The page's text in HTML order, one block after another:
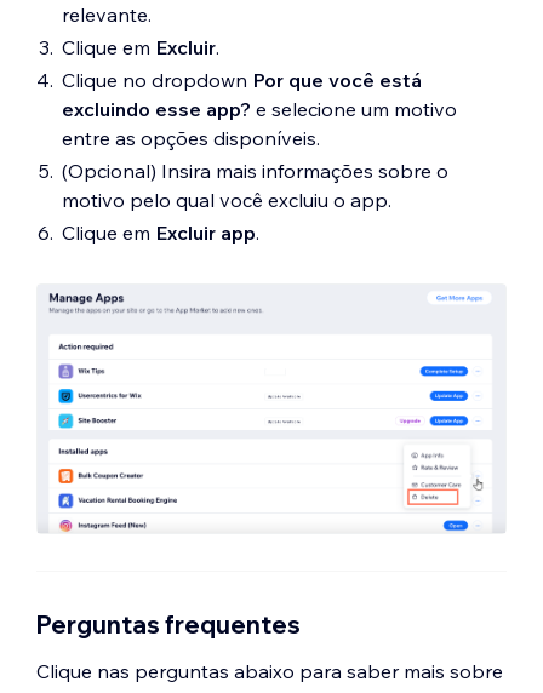
relevante.
Clique em Excluir.
Clique no dropdown Por que você está
excluindo esse app? e selecione um motivo
entre as opções disponíveis.
(Opcional) Insira mais informações sobre o
motivo pelo qual você excluiu o app.
Clique em Excluir app.
Perguntas frequentes
Clique nas perguntas abaixo para saber mais sobre